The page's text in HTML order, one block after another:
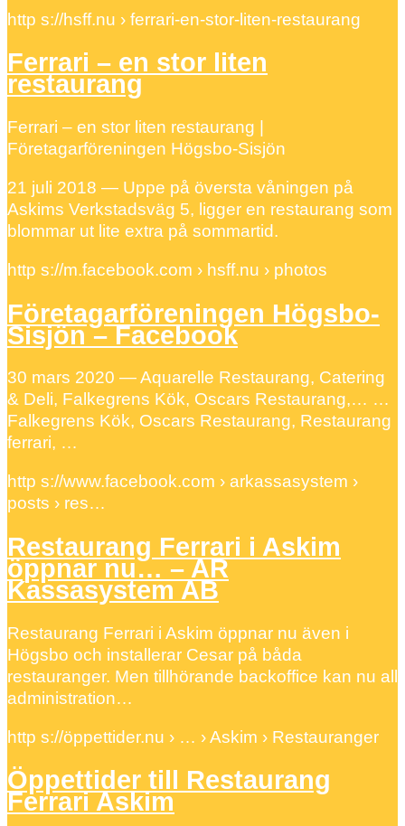
http s://hsff.nu › ferrari-en-stor-liten-restaurang
Ferrari – en stor liten
restaurang
Ferrari – en stor liten restaurang |
Företagarföreningen Högsbo-Sisjön
21 juli 2018 — Uppe på översta våningen på
Askims Verkstadsväg 5, ligger en restaurang som
blommar ut lite extra på sommartid.
http s://m.facebook.com › hsff.nu › photos
Företagarföreningen Högsbo-
Sisjön – Facebook
30 mars 2020 — Aquarelle Restaurang, Catering
& Deli, Falkegrens Kök, Oscars Restaurang,… …
Falkegrens Kök, Oscars Restaurang, Restaurang
ferrari, …
http s://www.facebook.com › arkassasystem ›
posts › res…
Restaurang Ferrari i Askim
öppnar nu… – AR
Kassasystem AB
Restaurang Ferrari i Askim öppnar nu även i
Högsbo och installerar Cesar på båda
restauranger. Men tillhörande backoffice kan nu all
administration…
http s://öppettider.nu › … › Askim › Restauranger
Öppettider till Restaurang
Ferrari Askim